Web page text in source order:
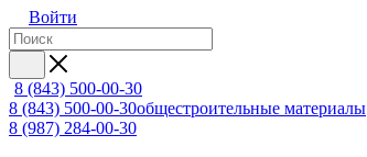
Войти
8 (843) 500-00-30
8 (843) 500-00-30общестроительные материалы
8 (987) 284-00-30